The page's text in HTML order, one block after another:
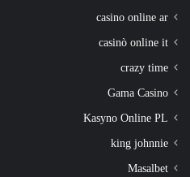
casino online ar
casinò online it
crazy time
Gama Casino
Kasyno Online PL
king johnnie
Masalbet